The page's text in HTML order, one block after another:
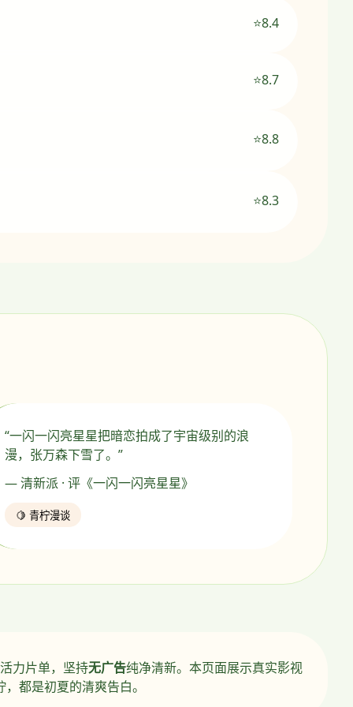
⭐8.4
⭐8.7
⭐8.8
⭐8.3
“一闪一闪亮星星把暗恋拍成了宇宙级别的浪
漫，张万森下雪了。”
— 清新派 · 评《一闪一闪亮星星》
🍋 青柠漫谈
活力片单，坚持无广告纯净清新。本页面展示真实影视
都是初夏的清爽告白。